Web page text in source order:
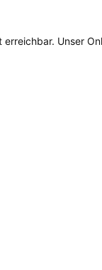
Unser